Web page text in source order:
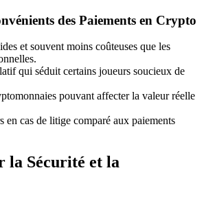
des Paiements en Crypto
et souvent moins coûteuses que les
qui séduit certains joueurs soucieux de
pouvant affecter la valeur réelle
en cas de litige comparé aux paiements
la Sécurité et la